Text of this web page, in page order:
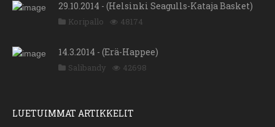
29.10.2014 - (Helsinki Seagulls-Kataja Basket)
Koripallo 48174
14.3.2014 - (Erä-Happee)
Salibandy 42698
LUETUIMMAT ARTIKKELIT